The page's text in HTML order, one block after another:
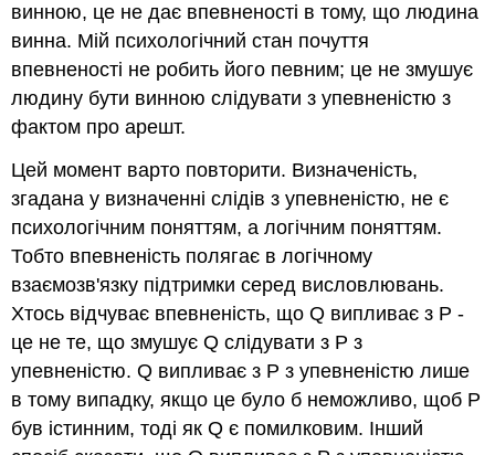
винною, це не дає впевненості в тому, що людина
винна. Мій психологічний стан почуття
впевненості не робить його певним; це не змушує
людину бути винною слідувати з упевненістю з
фактом про арешт.
Цей момент варто повторити. Визначеність,
згадана у визначенні слідів з упевненістю, не є
психологічним поняттям, а логічним поняттям.
Тобто впевненість полягає в логічному
взаємозв'язку підтримки серед висловлювань.
Хтось відчуває впевненість, що Q випливає з P -
це не те, що змушує Q слідувати з P з
упевненістю. Q випливає з P з упевненістю лише
в тому випадку, якщо це було б неможливо, щоб P
був істинним, тоді як Q є помилковим. Інший